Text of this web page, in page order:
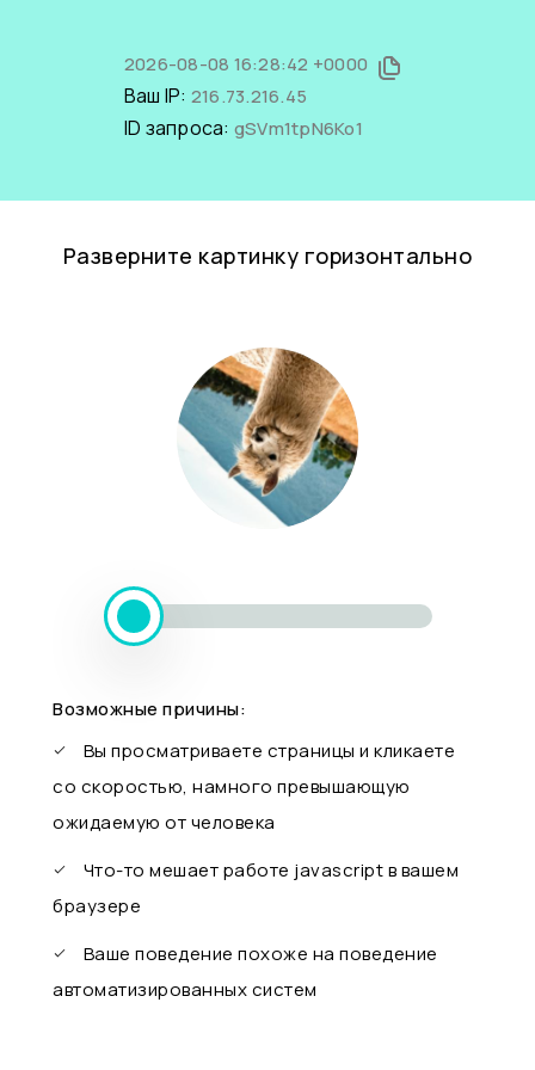
2026-08-08 16:28:42 +0000
Ваш IP: 216.73.216.45
ID запроса: gSVm1tpN6Ko1
Разверните картинку горизонтально
Возможные причины:
Вы просматриваете страницы и кликаете
со скоростью, намного превышающую
ожидаемую от человека
Что-то мешает работе javascript в вашем
браузере
Ваше поведение похоже на поведение
автоматизированных систем